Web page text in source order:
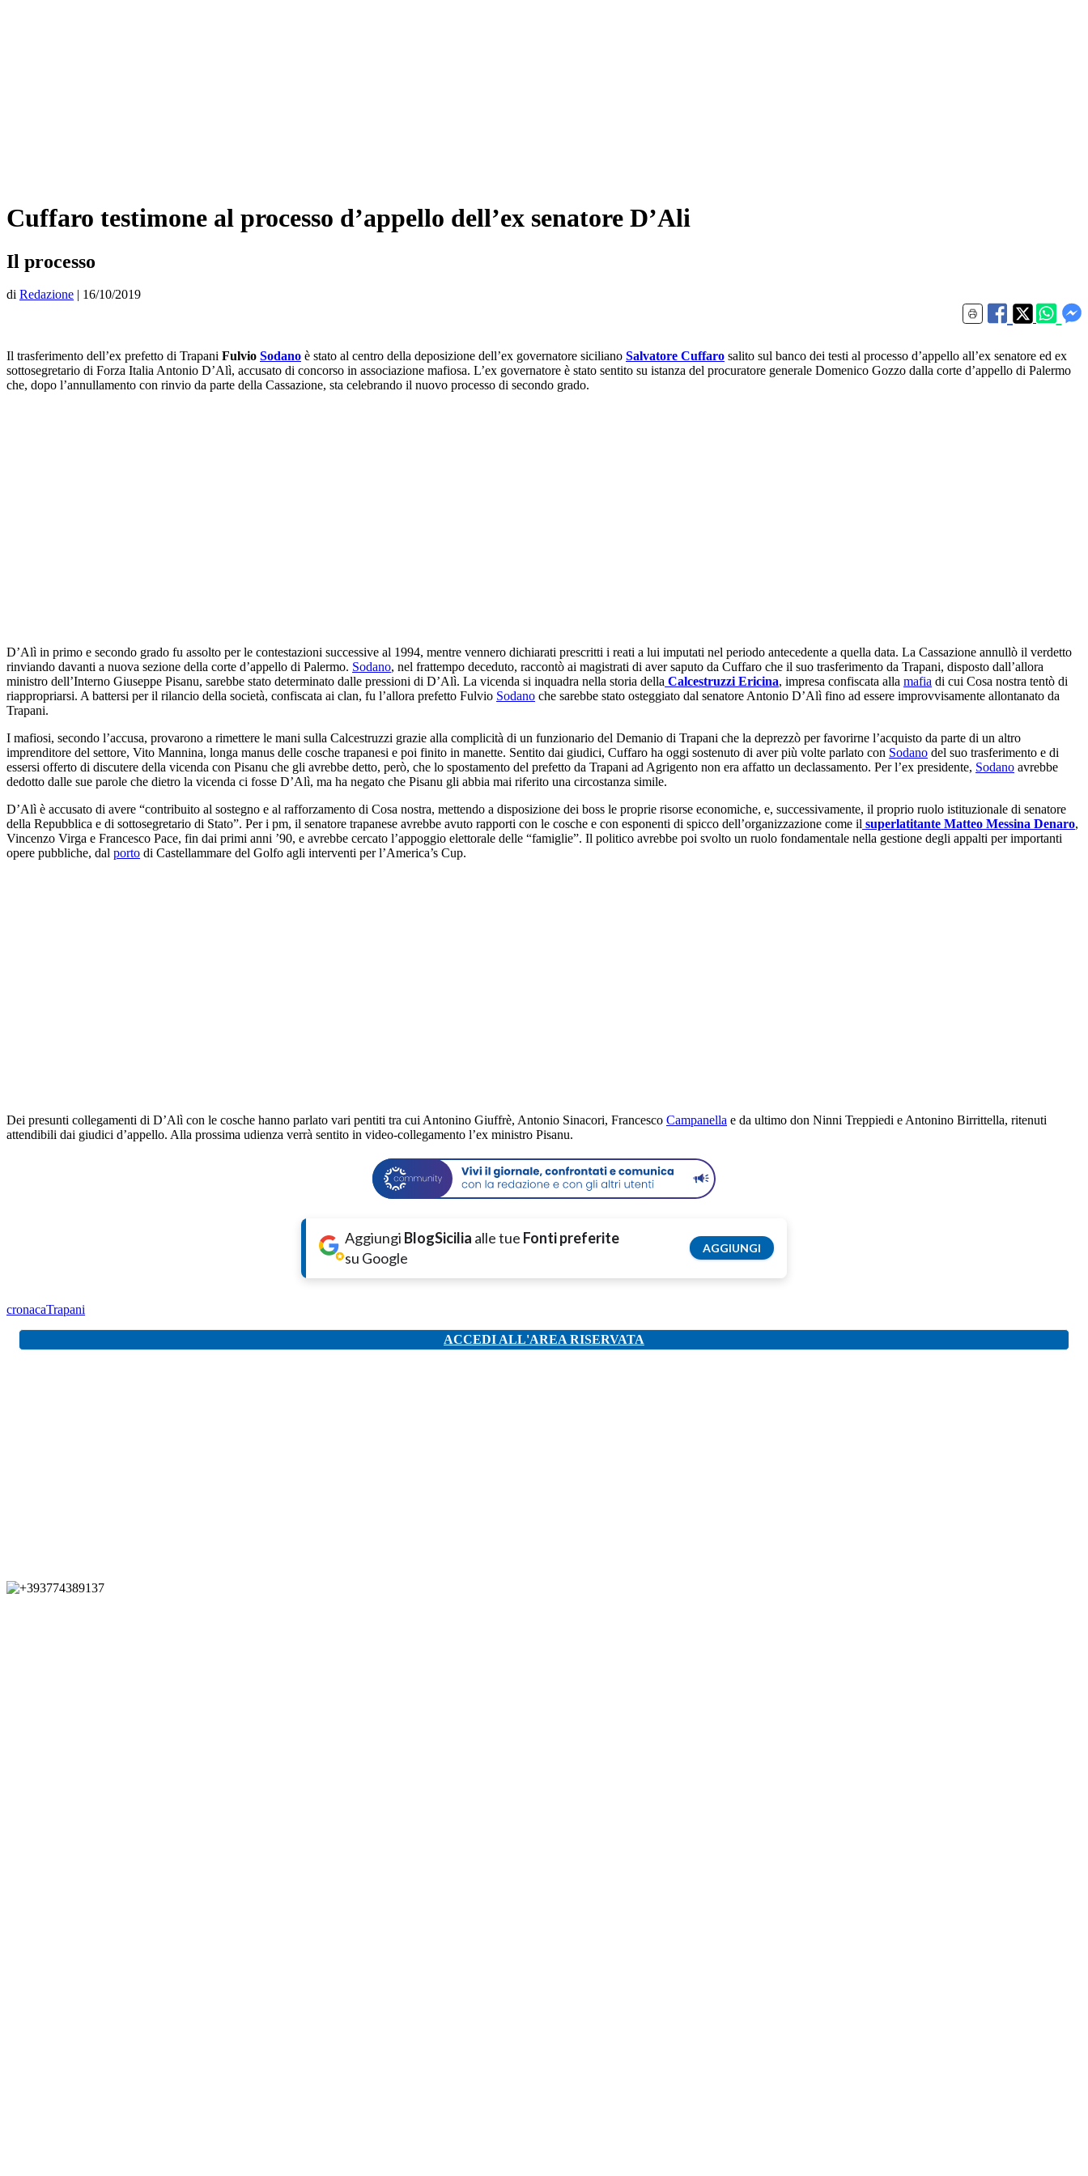
Cuffaro testimone al processo d’appello dell’ex senatore D’Ali
Il processo
di Redazione | 16/10/2019
Il trasferimento dell’ex prefetto di Trapani Fulvio Sodano è stato al centro della deposizione dell’ex governatore siciliano Salvatore Cuffaro salito sul banco dei testi al processo d’appello all’ex senatore ed ex
sottosegretario di Forza Italia Antonio D’Alì, accusato di concorso in associazione mafiosa. L’ex governatore è stato sentito su istanza del procuratore generale Domenico Gozzo dalla corte d’appello di Palermo
che, dopo l’annullamento con rinvio da parte della Cassazione, sta celebrando il nuovo processo di secondo grado.
D’Alì in primo e secondo grado fu assolto per le contestazioni successive al 1994, mentre vennero dichiarati prescritti i reati a lui imputati nel periodo antecedente a quella data. La Cassazione annullò il verdetto
rinviando davanti a nuova sezione della corte d’appello di Palermo. Sodano, nel frattempo deceduto, raccontò ai magistrati di aver saputo da Cuffaro che il suo trasferimento da Trapani, disposto dall’allora
ministro dell’Interno Giuseppe Pisanu, sarebbe stato determinato dalle pressioni di D’Alì. La vicenda si inquadra nella storia della Calcestruzzi Ericina, impresa confiscata alla mafia di cui Cosa nostra tentò di
riappropriarsi. A battersi per il rilancio della società, confiscata ai clan, fu l’allora prefetto Fulvio Sodano che sarebbe stato osteggiato dal senatore Antonio D’Alì fino ad essere improvvisamente allontanato da
Trapani.
I mafiosi, secondo l’accusa, provarono a rimettere le mani sulla Calcestruzzi grazie alla complicità di un funzionario del Demanio di Trapani che la deprezzò per favorirne l’acquisto da parte di un altro
imprenditore del settore, Vito Mannina, longa manus delle cosche trapanesi e poi finito in manette. Sentito dai giudici, Cuffaro ha oggi sostenuto di aver più volte parlato con Sodano del suo trasferimento e di
essersi offerto di discutere della vicenda con Pisanu che gli avrebbe detto, però, che lo spostamento del prefetto da Trapani ad Agrigento non era affatto un declassamento. Per l’ex presidente, Sodano avrebbe
dedotto dalle sue parole che dietro la vicenda ci fosse D’Alì, ma ha negato che Pisanu gli abbia mai riferito una circostanza simile.
D’Alì è accusato di avere “contribuito al sostegno e al rafforzamento di Cosa nostra, mettendo a disposizione dei boss le proprie risorse economiche, e, successivamente, il proprio ruolo istituzionale di senatore
della Repubblica e di sottosegretario di Stato”. Per i pm, il senatore trapanese avrebbe avuto rapporti con le cosche e con esponenti di spicco dell’organizzazione come il superlatitante Matteo Messina Denaro,
Vincenzo Virga e Francesco Pace, fin dai primi anni ’90, e avrebbe cercato l’appoggio elettorale delle “famiglie”. Il politico avrebbe poi svolto un ruolo fondamentale nella gestione degli appalti per importanti
opere pubbliche, dal porto di Castellammare del Golfo agli interventi per l’America’s Cup.
Dei presunti collegamenti di D’Alì con le cosche hanno parlato vari pentiti tra cui Antonino Giuffrè, Antonio Sinacori, Francesco Campanella e da ultimo don Ninni Treppiedi e Antonino Birrittella, ritenuti
attendibili dai giudici d’appello. Alla prossima udienza verrà sentito in video-collegamento l’ex ministro Pisanu.
Aggiungi BlogSicilia alle tue Fonti preferite
su Google
AGGIUNGI
cronacaTrapani
ACCEDI ALL'AREA RISERVATA